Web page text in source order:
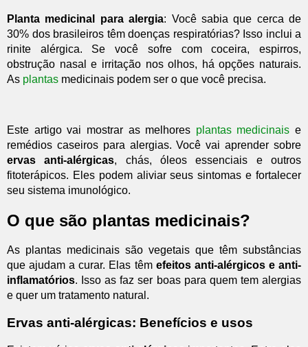
Planta medicinal para alergia: Você sabia que cerca de
30% dos brasileiros têm doenças respiratórias? Isso inclui a
rinite alérgica. Se você sofre com coceira, espirros,
obstrução nasal e irritação nos olhos, há opções naturais.
As plantas medicinais podem ser o que você precisa.
Este artigo vai mostrar as melhores plantas medicinais e
remédios caseiros para alergias. Você vai aprender sobre
ervas anti-alérgicas, chás, óleos essenciais e outros
fitoterápicos. Eles podem aliviar seus sintomas e fortalecer
seu sistema imunológico.
O que são plantas medicinais?
As plantas medicinais são vegetais que têm substâncias
que ajudam a curar. Elas têm efeitos anti-alérgicos e anti-
inflamatórios. Isso as faz ser boas para quem tem alergias
e quer um tratamento natural.
Ervas anti-alérgicas: Benefícios e usos